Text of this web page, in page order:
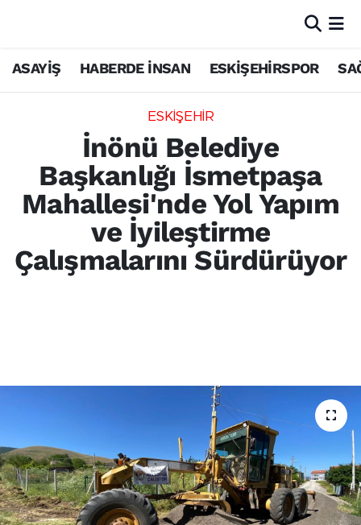
ESKİŞEHİR
İnönü Belediye
Başkanlığı İsmetpaşa
Mahallesi'nde Yol Yapım
ve İyileştirme
Çalışmalarını Sürdürüyor